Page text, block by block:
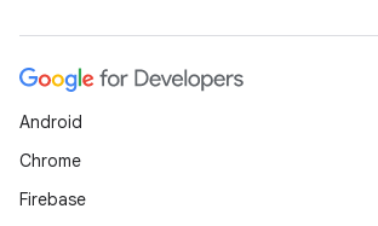
Android
Chrome
Firebase